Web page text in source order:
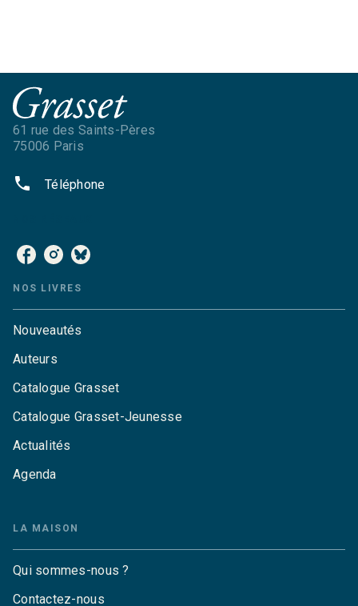
61 rue des Saints-Pères
75006 Paris
phone Téléphone
NOS LIVRES
Nouveautés
Auteurs
Catalogue Grasset
Catalogue Grasset-Jeunesse
Actualités
Agenda
LA MAISON
Qui sommes-nous ?
Contactez-nous